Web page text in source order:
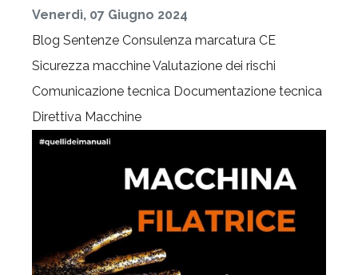
Venerdì, 07 Giugno 2024
Blog Sentenze Consulenza marcatura CE
Sicurezza macchineValutazione dei rischi
Comunicazione tecnica Documentazione tecnica
Direttiva Macchine